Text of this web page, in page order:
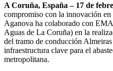
A Coruña, España – 17 de
compromiso con la innovación en
Aganova ha colaborado con
Aguas de La Coruña) en la
del tramo de conducción
infraestructura clave para el
metropolitana.